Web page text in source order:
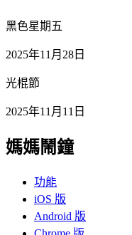
黑色星期五
2025年11月28日
光棍節
2025年11月11日
媽媽鬧鐘
功能
iOS 版
Android 版